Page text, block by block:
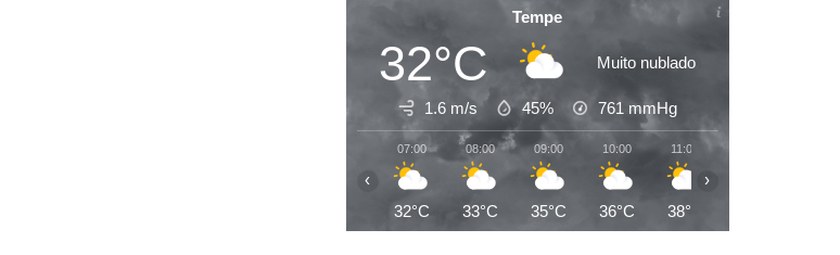
Tempe
32°C Muito nublado
1.6 m/s 45% 761 mmHg
07:00
32°C
08:00
33°C
09:00
35°C
10:00
36°C
11:00
38°C
‹ ›